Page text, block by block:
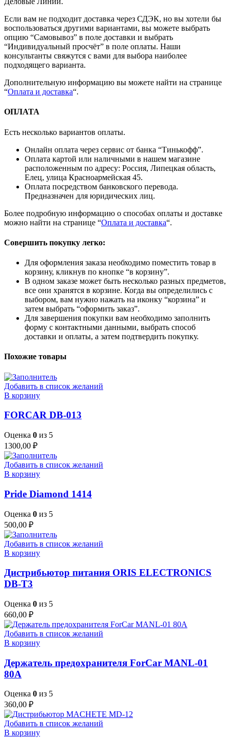
Если вам не подходит доставка через СДЭК, но вы хотели бы
воспользоваться другими вариантами, вы можете выбрать
опцию “Самовывоз” в поле доставки и выбрать
“Индивидуальный просчёт” в поле оплаты. Наши
консультанты свяжутся с вами для выбора наиболее
подходящего варианта.
Дополнительную информацию вы можете найти на странице
“Оплата и доставка“.
ОПЛАТА
Есть несколько вариантов оплаты.
Онлайн оплата через сервис от банка “Тинькофф”.
Оплата картой или наличными в нашем магазине
расположенным по адресу: Россия, Липецкая область,
Елец, улица Красноармейская 45.
Оплата посредством банковского перевода.
Предназначен для юридических лиц.
Более подробную информацию о способах оплаты и доставке
можно найти на странице “Оплата и доставка“.
Совершить покупку легко:
Для оформления заказа необходимо поместить товар в
корзину, кликнув по кнопке “в корзину”.
В одном заказе может быть несколько разных предметов,
все они хранятся в корзине. Когда вы определились с
выбором, вам нужно нажать на иконку “корзина” и
затем выбрать “оформить заказ”.
Для завершения покупки вам необходимо заполнить
форму с контактными данными, выбрать способ
доставки и оплаты, а затем подтвердить покупку.
Похожие товары
Добавить в список желаний
В корзину
FORCAR DB-013
Оценка 0 из 5
1300,00 ₽
Добавить в список желаний
В корзину
Pride Diamond 1414
Оценка 0 из 5
500,00 ₽
Добавить в список желаний
В корзину
Дистрибьютор питания ORIS ELECTRONICS
DB-T3
Оценка 0 из 5
660,00 ₽
Добавить в список желаний
В корзину
Держатель предохранителя ForCar MANL-01
80A
Оценка 0 из 5
360,00 ₽
Добавить в список желаний
В корзину